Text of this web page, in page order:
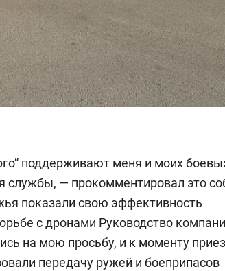
поддерживают меня и моих
службы, — прокомментировал это
показали свою эффективность
с дронами Руководство
на мою просьбу, и к моменту
передачу ружей и боеприпасов